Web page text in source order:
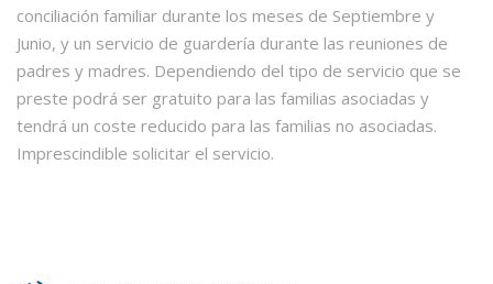
conciliación familiar durante los meses de Septiembre y
Junio, y un servicio de guardería durante las reuniones de
padres y madres. Dependiendo del tipo de servicio que se
preste podrá ser gratuito para las familias asociadas y
tendrá un coste reducido para las familias no asociadas.
Imprescindible solicitar el servicio.